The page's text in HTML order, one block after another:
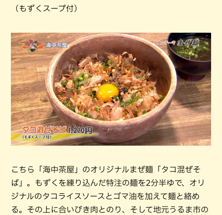
（もずくスープ付）
こちら「海中茶屋」のオリジナルまぜ麺「タコ混ぜそ
ば」。もずくを練り込んだ特注の麺を2分半ゆで、オリ
ジナルのタコライスソースとゴマ油を加えて麺と絡め
る。その上に合いびき肉とのり、そして地元うるま市の